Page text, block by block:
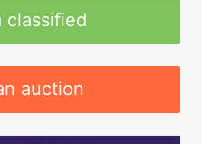
classified
auction